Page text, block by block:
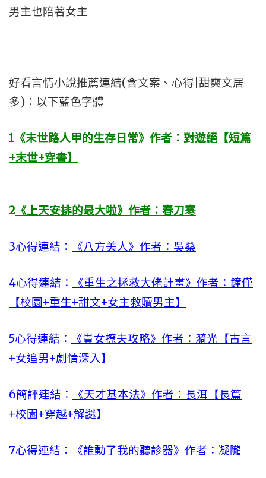
男主也陪著女主
好看言情小說推薦連結(含文案、心得|甜爽文居
多)：以下藍色字體
1 《末世路人甲的生存日常》作者：對遊絕【短篇
+末世+穿書】
2 《上天安排的最大啦》作者：春刀寒
3心得連結： 《八方美人》作者：吳桑
4心得連結：
《重生之拯救大佬計畫》作者：鐘僅
【校園+重生+甜文+女主救贖男主】
5心得連結：
《貴女撩夫攻略》作者：漪光【古言
+女追男+劇情深入】
6簡評連結：
《天才基本法》作者：長洱【長篇
+校園+穿越+解謎】
7心得連結： 《誰動了我的聽診器》作者：凝隴